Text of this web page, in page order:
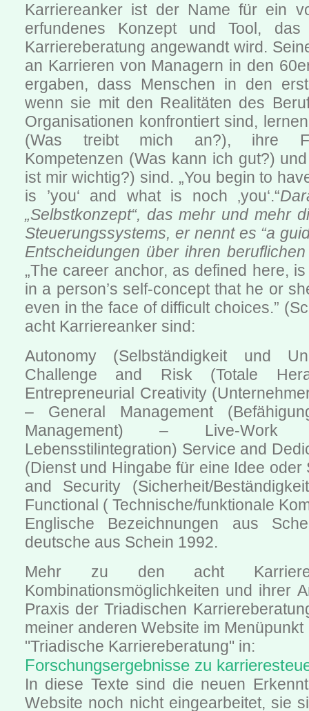
Karriereanker ist der Name für ein
erfundenes Konzept und Tool,
Karriereberatung angewandt wird.
an Karrieren von Managern in den
ergaben, dass Menschen in den
wenn sie mit den Realitäten des
Organisationen konfrontiert sind,
(Was treibt mich an?), ihre
Kompetenzen (Was kann ich gut?)
ist mir wichtig?) sind. „You begin to
is ’you‘ and what is noch ‚you‘.“
„Selbstkonzept“, das mehr und mehr
Steuerungssystems, er nennt es “a
Entscheidungen über ihren
„The career anchor, as defined here,
in a person’s self-concept that he or
even in the face of difficult choices.”
acht Karriereanker sind:
Autonomy (Selbständigkeit und
Challenge and Risk (Totale
Entrepreneurial Creativity
– General Management
Management) – Live-Work
Lebensstilintegration) Service and
(Dienst und Hingabe für eine Idee oder
and Security (Sicherheit/
Functional ( Technische/funktionale
Englische Bezeichnungen aus
deutsche aus Schein 1992.
Mehr zu den acht
Kombinationsmöglichkeiten und ihrer
Praxis der Triadischen
meiner anderen Website im Menüpunkt
"Triadische Karriereberatung" in:
Forschungsergebnisse zu
In diese Texte sind die neuen
Website noch nicht eingearbeitet, sie